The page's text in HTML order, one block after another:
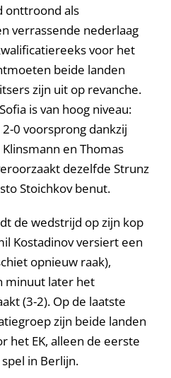
onttroond als
verrassende nederlaag
voor het
beide landen
zijn uit op revanche.
is van hoog niveau:
0 voorsprong dankzij
en Thomas
dezelfde Strunz
Stoichkov benut.
de wedstrijd op zijn kop
Kostadinov versiert een
opnieuw raak),
minuut later het
(3-2). Op de laatste
zijn beide landen
het EK, alleen de eerste
in Berlijn.